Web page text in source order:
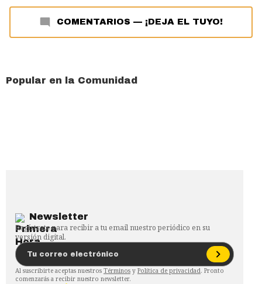
COMENTARIOS — ¡DEJA EL TUYO!
Popular en la Comunidad
Newsletter
Regístrate para recibir a tu email nuestro periódico en su
versión digital.
Al suscribirte aceptas nuestros Términos y Política de privacidad. Pronto
comenzarás a recibir nuestro newsletter.